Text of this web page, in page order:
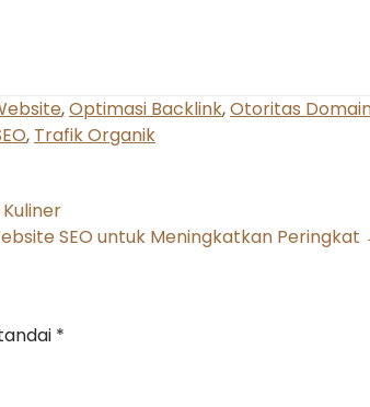
,Optimasi Backlink,Otoritas
, Trafik Organik
SEO untuk Meningkatkan Peringkat
*